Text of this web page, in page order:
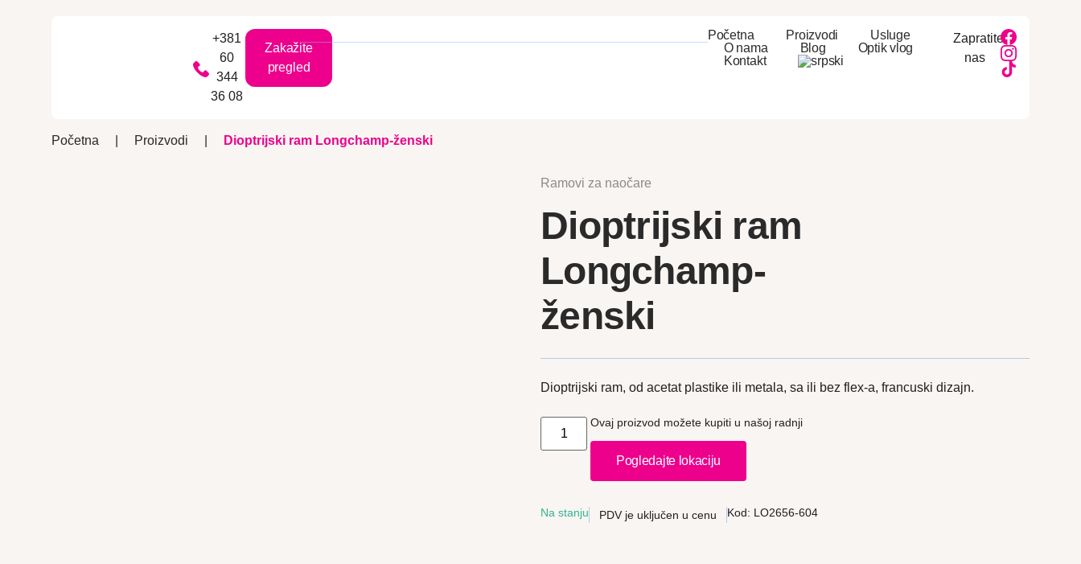
+381
60
344
36 08
Zakažite
pregled
Početna Proizvodi
Usluge
O nama
Blog
Optik vlog
Kontakt
Zapratite
nas
Početna Proizvodi Dioptrijski ram Longchamp-ženski
Ramovi za naočare
Dioptrijski ram
Longchamp-
ženski
Dioptrijski ram, od acetat plastike ili metala, sa ili bez flex-a, francuski dizajn.
Ovaj proizvod možete kupiti u našoj radnji
Pogledajte lokaciju
Na stanju PDV je uključen u cenu Kod: LO2656-604